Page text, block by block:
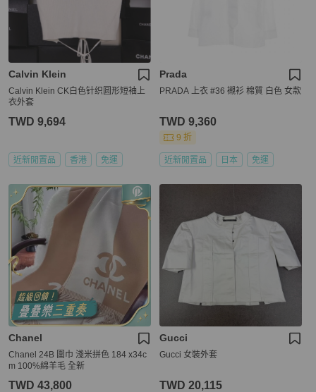
Calvin Klein
Calvin Klein CK白色针织圆形短袖上
衣外套
TWD 9,694
近新閒置品 香港 免運
Prada
PRADA 上衣 #36 襯衫 棉質 白色 女款
TWD 9,360
9 折
近新閒置品 日本 免運
Chanel
Chanel 24B 圍巾 淺米拼色 184 x34c
m 100%綿羊毛 全新
TWD 43,800
Gucci
Gucci 女裝外套
TWD 20,115